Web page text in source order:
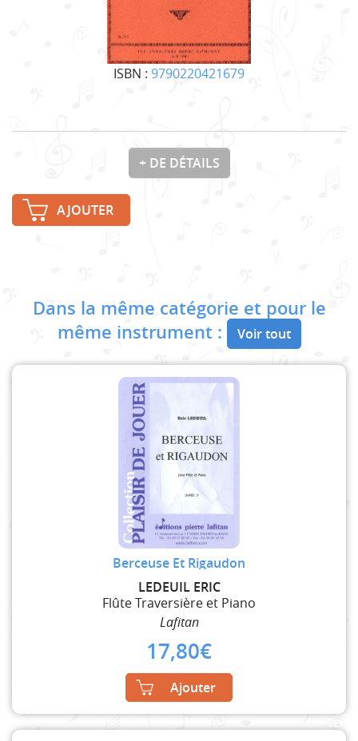
ISBN : 9790220421679
+ DE DÉTAILS
AJOUTER
Dans la même catégorie et pour le
même instrument :
Voir tout
Berceuse Et Rigaudon
LEDEUIL ERIC
Flûte Traversière et Piano
Lafitan
17,80€
Ajouter